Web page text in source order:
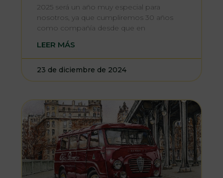
2025 será un año muy especial para
nosotros, ya que cumpliremos 30 años
como compañía desde que en
LEER MÁS
23 de diciembre de 2024